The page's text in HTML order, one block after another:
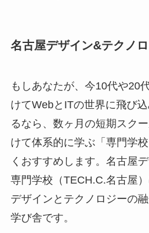
名古屋デザイン&テクノ
もしあなたが、今10代や20
けてWebとITの世界に飛び
るなら、数ヶ月の短期スク
けて体系的に学ぶ「専門学
くおすすめします。名古屋
専門学校（TECH.C.名古屋）
デザインとテクノロジーの
学び舎です。